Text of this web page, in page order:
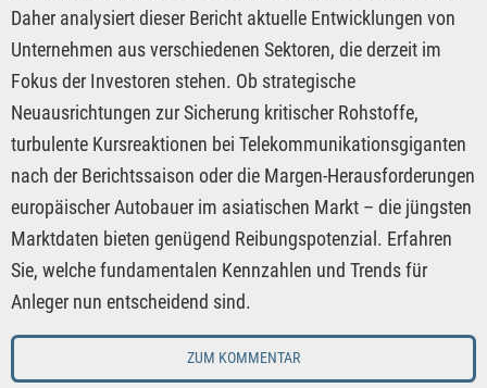
Daher analysiert dieser Bericht aktuelle Entwicklungen von
Unternehmen aus verschiedenen Sektoren, die derzeit im
Fokus der Investoren stehen. Ob strategische
Neuausrichtungen zur Sicherung kritischer Rohstoffe,
turbulente Kursreaktionen bei Telekommunikationsgiganten
nach der Berichtssaison oder die Margen-Herausforderungen
europäischer Autobauer im asiatischen Markt – die jüngsten
Marktdaten bieten genügend Reibungspotenzial. Erfahren
Sie, welche fundamentalen Kennzahlen und Trends für
Anleger nun entscheidend sind.
ZUM KOMMENTAR